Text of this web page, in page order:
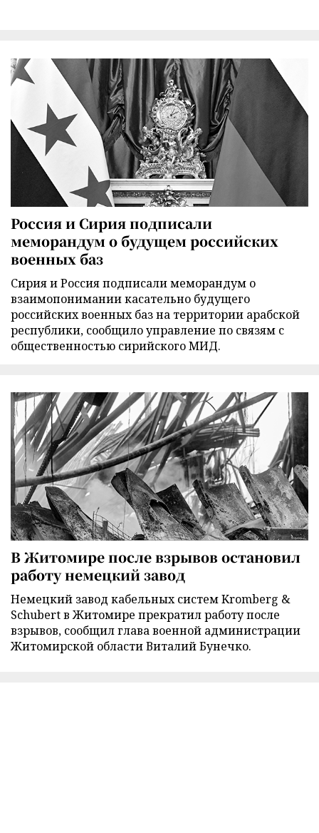
Россия и Сирия подписали
меморандум о будущем российских
военных баз
Сирия и Россия подписали меморандум о
взаимопонимании касательно будущего
российских военных баз на территории арабской
республики, сообщило управление по связям с
общественностью сирийского МИД.
В Житомире после взрывов остановил
работу немецкий завод
Немецкий завод кабельных систем Kromberg &
Schubert в Житомире прекратил работу после
взрывов, сообщил глава военной администрации
Житомирской области Виталий Бунечко.